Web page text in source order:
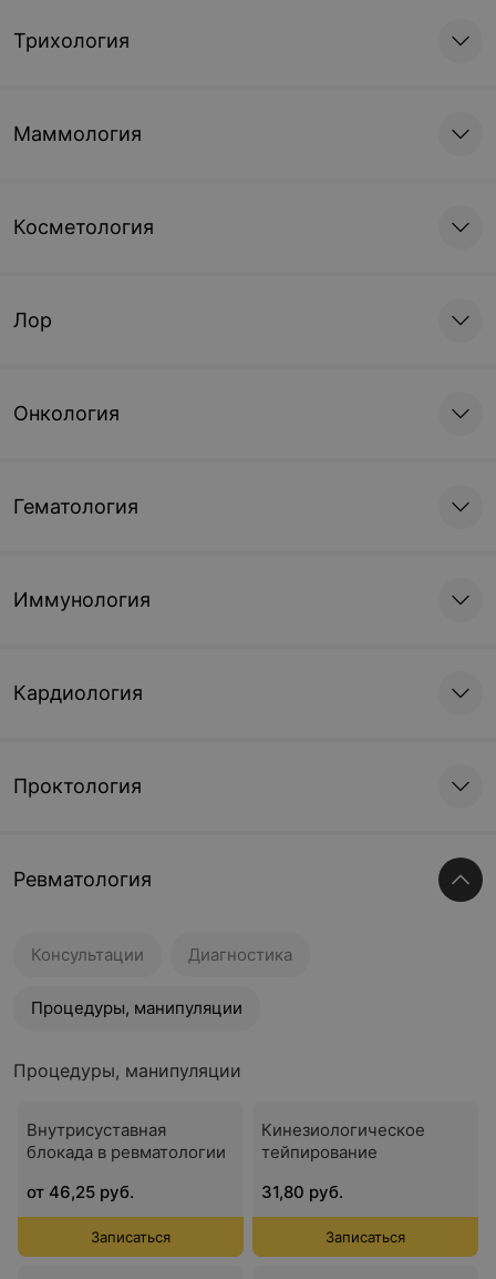
Трихология
Маммология
Косметология
Лор
Онкология
Гематология
Иммунология
Кардиология
Проктология
Ревматология
Консультации Диагностика
Процедуры, манипуляции
Процедуры, манипуляции
Внутрисуставная
блокада в ревматологии
от 46,25 руб.
Записаться
Кинезиологическое
тейпирование
31,80 руб.
Записаться